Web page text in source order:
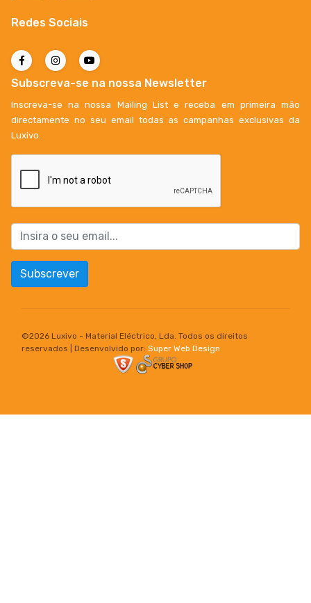
Redes Sociais
Subscreva-se na nossa Newsletter
Inscreva-se na nossa Mailing List e receba em primeira mão
directamente no seu email todas as campanhas exclusivas da
Luxivo.
Subscrever
©2026 Luxivo - Material Eléctrico, Lda. Todos os direitos
reservados | Desenvolvido por: Super Web Design